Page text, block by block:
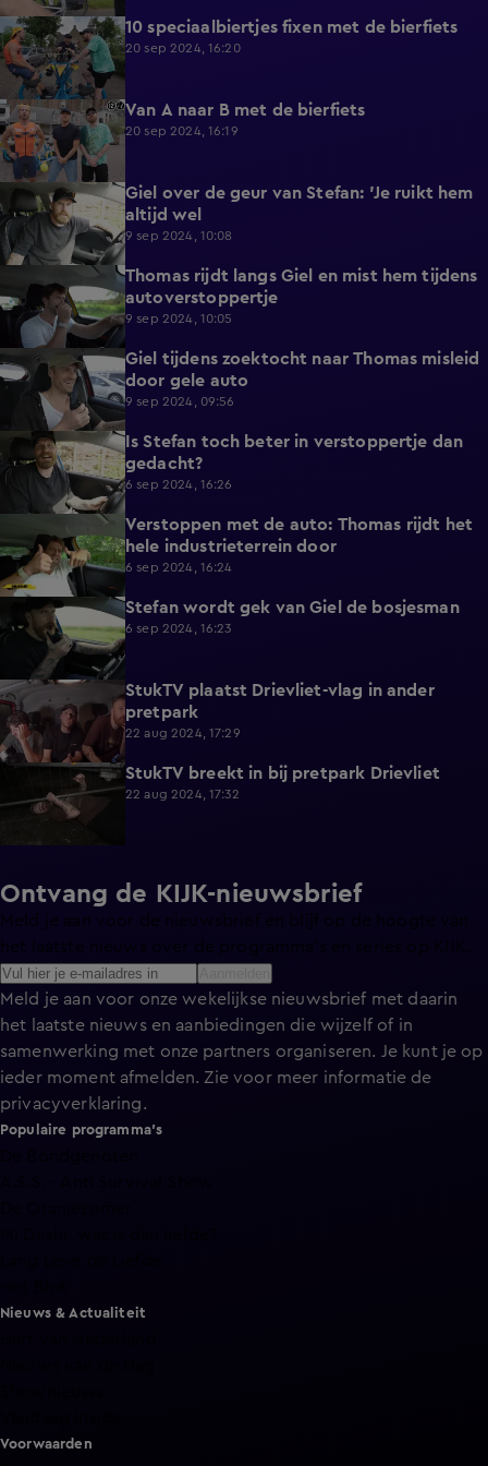
5:02 10 speciaalbiertjes fixen met de bierfiets
20 sep 2024, 16:20
5:13 Van A naar B met de bierfiets
20 sep 2024, 16:19
Giel over de geur van Stefan: 'Je ruikt hem
altijd wel
9 sep 2024, 10:08
Thomas rijdt langs Giel en mist hem tijdens
autoverstoppertje
9 sep 2024, 10:05
3:50
Giel tijdens zoektocht naar Thomas misleid
door gele auto
9 sep 2024, 09:56
Is Stefan toch beter in verstoppertje dan
gedacht?
6 sep 2024, 16:26
Verstoppen met de auto: Thomas rijdt het
hele industrieterrein door
6 sep 2024, 16:24
3:34 Stefan wordt gek van Giel de bosjesman
6 sep 2024, 16:23
3:33
StukTV plaatst Drievliet-vlag in ander
pretpark
22 aug 2024, 17:29
StukTV breekt in bij pretpark Drievliet
22 aug 2024, 17:32
Ontvang de KIJK-nieuwsbrief
Meld je aan voor de nieuwsbrief en blijf op de hoogte van
Meld je aan voor onze wekelijkse nieuwsbrief met daarin
het laatste nieuws en aanbiedingen die wijzelf of in
samenwerking met onze partners organiseren. Je kunt je op
ieder moment afmelden. Zie voor meer informatie de
privacyverklaring.
Populaire programma's
Nieuws & Actualiteit
Voorwaarden